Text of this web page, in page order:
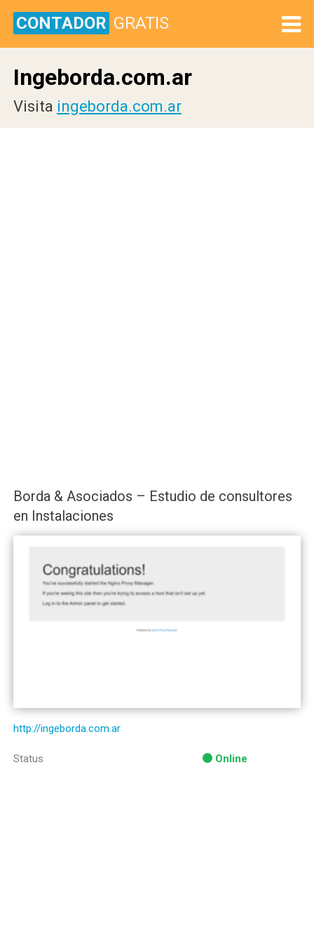
CONTADOR GRATIS
Ingeborda.com.ar
Visita ingeborda.com.ar
Borda & Asociados – Estudio de consultores
en Instalaciones
http://ingeborda.com.ar
Status Online